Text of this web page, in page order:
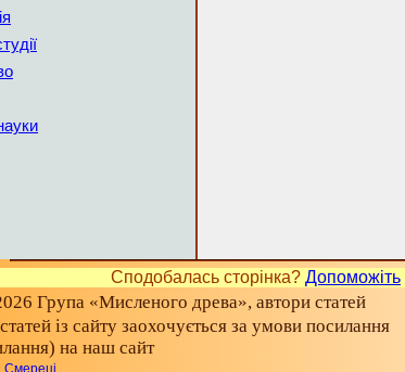
Сподобалась сторінка? Допоможіть
Група «Мисленого древа», автори статей
із сайту заохочується за умови посилання
на наш сайт
Смереці